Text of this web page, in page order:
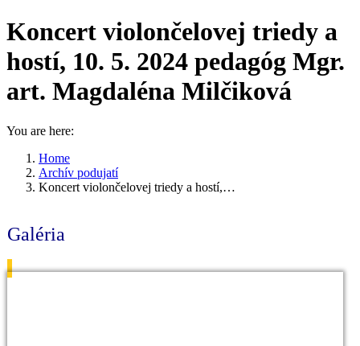
Koncert violončelovej triedy a
hostí, 10. 5. 2024 pedagóg Mgr.
art. Magdaléna Milčiková
You are here:
Home
Archív podujatí
Koncert violončelovej triedy a hostí,…
Galéria